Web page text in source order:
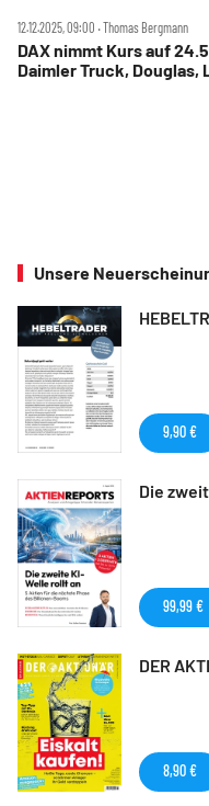
12.12.2025, 09:00 ‧ Thomas Bergmann
DAX nimmt Kurs auf
Daimler Truck, Douglas,
Unsere
9,90 €
Die
99,99 €
DER
8,90 €